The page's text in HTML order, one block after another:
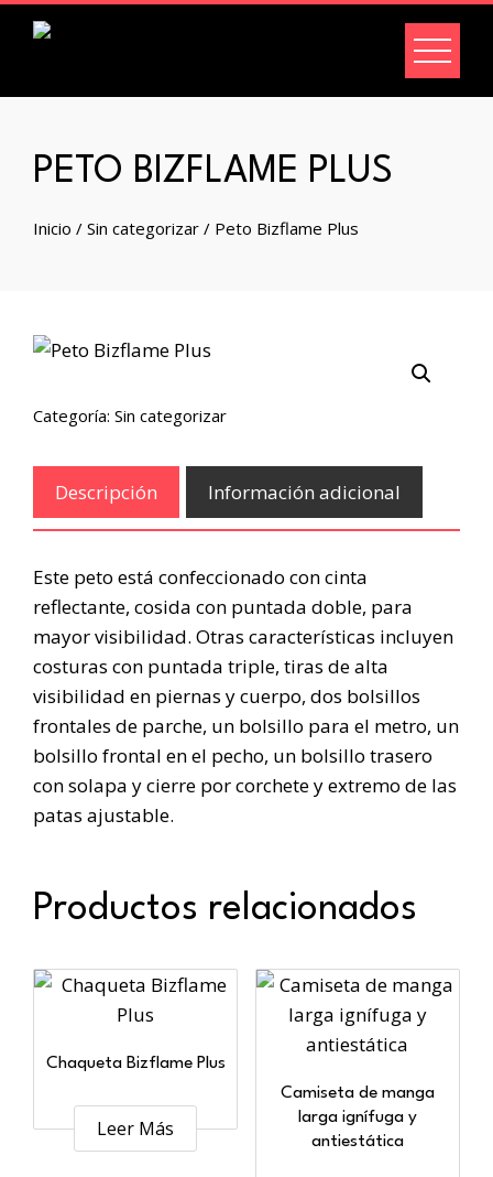
PETO BIZFLAME PLUS
Inicio / Sin categorizar / Peto Bizflame Plus
Categoría: Sin categorizar
Descripción Información adicional
Este peto está confeccionado con cinta
reflectante, cosida con puntada doble, para
mayor visibilidad. Otras características incluyen
costuras con puntada triple, tiras de alta
visibilidad en piernas y cuerpo, dos bolsillos
frontales de parche, un bolsillo para el metro, un
bolsillo frontal en el pecho, un bolsillo trasero
con solapa y cierre por corchete y extremo de las
patas ajustable.
Productos relacionados
Chaqueta Bizflame Plus
Leer Más
Camiseta de manga
larga ignífuga y
antiestática